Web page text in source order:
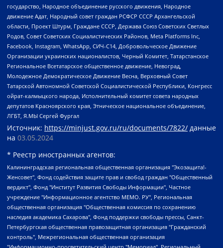
государство, Народное объединение русского движения, Народное
движение Адат, Народный совет граждан РСФСР СССР Архангельской
области, Проект Штурм, Граждане СССР, Держава Союз Советских Светлых
Родов, Совет Советских Социалистических Районов, Meta Platforms Inc,
Facebook, Instagram, WhatsApp, СИЧ-С14, Добровольческое Движение
Организации украинских националистов, Черный Комитет, Татарстанское
Региональное Всетатарское общественное движение, Невоград,
Молодежное Демократическое Движение Весна, Верховный Совет
Татарской Автономной Советской Социалистической Республики, Конгресс
ойрат-калмыцкого народа, Исполнительный комитет совета народных
депутатов Красноярского края, Этническое национальное объединение,
ЛГБТ, Я.МЫ Сергей Фургал
Источник: https://minjust.gov.ru/ru/documents/7822/ данные
на 03.05.2024
* Реестр иностранных агентов:
Калининградская региональная общественная организация "Экозащита!-Женсовет", Фонд содействия защите прав и свобод граждан "Общественный вердикт", Фонд "Институт Развития Свободы Информации", Частное учреждение "Информационное агентство МЕМО. РУ", Региональная общественная организация "Общественная комиссия по сохранению наследия академика Сахарова", Фонд поддержки свободы прессы, Санкт-Петербургская общественная правозащитная организация "Гражданский контроль", Межрегиональная общественная организация "Информационно-просветительский центр "Мемориал", Региональный Фонд "Центр Защиты Прав Средств Массовой Информации", с 05.12.2023 Фонд "Центр Защиты Прав Средств массовой информации", Региональная общественная благотворительная организация помощи беженцам и мигрантам "Гражданское содействие", Негосударственное образовательное учреждение дополнительного профессионального образования (повышение квалификации) специалистов "АКАДЕМИЯ ПО ПРАВАМ ЧЕЛОВЕКА", Свердловская региональная общественная организация "Сутяжник", Автономная некоммерческая организация "Центр независимых социологических исследований", Союз общественных объединений "Российский исследовательский центр по правам человека", Региональное общественное учреждение научно-информационный центр "МЕМОРИАЛ", Некоммерческая организация "Фонд защиты гласности", Автономная некоммерческая организация "Институт прав человека", Городская общественная организация "Екатеринбургское общество "МЕМОРИАЛ", Городская общественная организация "Рязанское историко-просветительское и правозащитное общество "Мемориал" (Рязанский Мемориал), Челябинский региональный орган общественной самодеятельности – женское общественное объединение "Женщины Евразии", Челябинский региональный орган общественной самодеятельности "Уральская правозащитная группа", Фонд содействия защите здоровья и социальной справедливости имени Андрея Рылькова, Автономная Некоммерческая Организация "Аналитический Центр Юрия Левады", Автономная некоммерческая организация социальной поддержки населения "Проект Апрель", Региональная общественная организация помощи женщинам и детям, находящимся в кризисной ситуации "Информационно-методический центр "Анна", Фонд содействия развитию массовых коммуникаций и правовому просвещению "Так-так-Так", Фонд содействия устойчивому развитию "Серебряная тайга", Свердловский региональный общественный фонд социальных проектов "Новое время", "Idel.Реалии", Кавказ.Реалии, Крым.Реалии, Телеканал Настоящее Время, Татаро-башкирская служба Радио Свобода (Azatliq Radiosi), Радио Свободная Европа/Радио Свобода (PCE/PC), "Сибирь.Реалии", "Фактограф", Благотворительный фонд помощи осужденным и их семьям, Автономная некоммерческая организация "Институт глобализации и социальных движений", Фонд "В защиту прав заключенных", Частное учреждение "Центр поддержки и содействия развитию средств массовой информации", Пензенский региональный общественный благотворительный фонд "Гражданский союз", "Север.Реалии", Некоммерческая организация Фонд "Правовая инициатива", Общество с ограниченной ответственностью "Радио Свободная Европа/Радио Свобода", Чешское информационное агентство "MEDIUM-ORIENT", Красноярская региональная общественная организация "Мы против СПИДа", Камалягин Денис Николаевич, Маркелов Сергей Евгеньевич, Пономарев Лев Александрович, Савицкая Людмила Алексеевна, Автономная некоммерческая организация "Центр по работе с проблемой насилия "НАСИЛИЮ.НЕТ", Межрегиональный профессиональный союз работников здравоохранения "Альянс врачей", Юридическое лицо, зарегистрированное в Латвийской Республике, SIA "Medusa Project" (регистрационный номер 40103797863, дата регистрации 10.06.2014), Некоммерческая организация "Фонд по борьбе с коррупцией", Автономная некоммерческая организация "Институт права и публичной политики", Баданин Роман Сергеевич, Гликин Максим Александрович, Железнова Мария Михайловна, Лукьянова Юлия Сергеевна, Маетная Елизавета Витальевна, Маняхин Петр Борисович, Чуракова Ольга Владимировна, Ярош Юлия Петровна, Юридическое лицо "The Insider SIA", зарегистрированное в Риге, Латвийская Республика (дата регистрации 26.06.2015), являющееся администратором доменного имени интернет-издания "The Insider SIA", https://theins.ru, Постернак Алексей Евгеньевич, Рубин Михаил Аркадьевич, Анин Роман Александрович, Юридическое лицо Istories fonds, зарегистрированное в Латвийской Республике (регистрационный номер 50008295751, дата регистрации 24.02.2020), Великовский Дмитрий Александрович, Долинина Ирина Николаевна, Мароховская Алеся Алексеевна, Шлейнов Роман Юрьевич, Шмагун Олеся Валентиновна, Общество с ограниченной ответственностью "Альтаир 2021", Общество с ограниченной ответственностью "Вега 2021", Общество с ограниченной ответственностью "Главный редактор 2021", Общество с ограниченной ответственностью "Ромашки монолит", Важенков Артем Валерьевич, Ивановская областная общественная организация "Центр гендерных исследований", Гурман Юрий Альбертович, Медиапроект "ОВД-Инфо", Егоров Владимир Владимирович, Жилинский Владимир Александрович, Общество с ограниченной ответственностью "ЗП", Иванова София Юрьевна, Карезина Инна Павловна, Кильтау Екатерина Викторовна, Петров Алексей Викторович, Пискунов Сергей Евгеньевич, Смирнов Сергей Сергеевич, Тихонов Михаил Сергеевич, Общество с ограниченной ответственностью "ЖУРНАЛИСТ-ИНОСТРАННЫЙ АГЕНТ", Арапова Галина Юрьевна, Вольтская Татьяна Анатольевна, Американская компания "Mason G.E.S. Anonymous Foundation" (США), являющаяся владельцем интернет-издания https://mnews.world/, Компания "Stichting Bellingcat", зарегистрированная в Нидерландах (дата регистрации 11.07.2018), Захаров Андрей Вячеславович, Клепиковская Екатерина Дмитриевна, Общество с ограниченной ответственностью "МЕМО", Перл Роман Александрович, Симонов Евгений Алексеевич, Соловьева Елена Анатольевна, Сотников Даниил Владимирович, Сурначева Елизавета Дмитриевна, Автономная некоммерческая организация по защите прав человека и информированию населения "Якутия – Наше Мнение", Общество с ограниченной ответственностью "Москоу диджитал медиа", с 26.01.2023 Общество с ограниченной ответственностью "Чайка Белые сады", Ветошкина Валерия Валерьевна, Заговора Максим Александрович, Межрегиональное общественное движение "Российская ЛГБТ - сеть", Оленичев Максим Владимирович, Павлов Иван Юрьевич, Скворцова Елена Сергеевна, Общество с ограниченной ответственностью "Как бы инагент", Кочетков Игорь Викторович, Общество с ограниченной ответственностью "Честные выборы", Еланчик Олег Александрович, Общество с ограниченной ответственностью "Нобелевский призыв", Гималова Регина Эмилевна, Григорьев Андрей Валерьевич, Григорьева Алина Александровна, Ассоциация по содействию защите прав призывников, альтернативнослужащих и военнослужащих "Правозащитная группа "Гражданин.Армия.Право", Хисамова Регина Фаритовна, Автономная некоммерческая организация по реализации социально-правовых программ "Лилит", Дальневосточное общественное движение "Маяк", Санкт-Петербургская ЛГБТ-инициативная группа "Выход", Инициативная группа ЛГБТ+ "Реверс", Алексеев Андрей Викторович, Бекбулатова Таисия Львовна, Беляев Иван Михайлович, Владыкина Елена Сергеевна, Гельман Марат Александрович, Никульшина Вероника Юрьевна, Толоконникова Надежда Андреевна, Шендерович Виктор Анатольевич, Общество с ограниченной ответственностью "Данное сообщение", Общество с ограниченной ответственностью Издательский дом "Новая глава", Айнбиндер Александра Александровна, Московский комьюнити-центр для ЛГБТ+инициатив, Благотворительный фонд развития филантропии, Deutsche Welle (Германия, Kurt-Schumacher-Strasse 3, 53113 Bonn), Борзунова Мария Михайловна, Воробьев Виктор Викторович, Голубева Анна Львовна, Константинова Алла Михайловна, Малкова Ирина Владимировна, Мурадов Мурад Абдулгалимович, Осетинская Елизавета Николаевна, Понасенков Евгений Николаевич, Ганапольский Матвей Юрьевич, Киселев Евгений Алексеевич, Борухович Ирина Григорьевна, Дремин Иван Тимофеевич, Дубровский Дмитрий Викторович, Красноярская региональная общественная организация поддержки и развития альтернативных образовательных технологий и межкультурных коммуникаций "ИНТЕРРА", Маяковская Екатерина Алексеевна, Фейгин Марк Захарович, Филимонов Андрей Викторович, Дзугкоева Регина Николаевна, Доброхотов Роман Александрович, Дудь Юрий Александрович, Елкин Сергей Владимирович, Кругликов Кирилл Игоревич, Сабунаева Мария Леонидовна, Семенов Алексей Владимирович, Шаинян Карен Багратович, Шульман Екатерина Михайловна, Асафьев Артур Валерьевич, Вахштайн Виктор Семенович, Венедиктов Алексей Алексеевич, Лушникова Екатерина Евгеньевна, Волков Леонид Михайлович, Невзоров Александр Глебович, Пархоменко Сергей Борисович, Сироткин Ярослав Николаевич, Кара-Мурза Владимир Владимирович, Баранова Наталья Владимировна, Гозман Леонид Яковлевич, Кагарлицкий Борис Юльевич, Климарев Михаил Валерьевич, Милов Владимир Станиславович, Автономная некоммерческая организация Краснодарский центр современного искусства "Типография", Моргенштерн Алишер Тагирович, Соболь Любовь Эдуардовна, Общество с ограниченной ответственностью "ЛИЗА НОРМ", Каспаров Гарри Кимович, Ходорковский Михаил Борисович, Общество с ограниченной ответственностью "Апрельские тезисы", Данилович Ирина Брониславовна, Кашин Олег Владимирович, Петров Николай Владимирович, Пивоваров Алексей Владимирович, Соколов Михаил Владимирович, Цветкова Юлия Владимировна, Чичваркин Евгений Александрович, Комитет против пыток/Команда против пыток, Общество с ограниченной ответственностью "Первый научный", Общество с ограниченной ответственностью "Вертолет и ко", Белоцерковская Вероника Борисовна, Кац Максим Евгеньевич, Лазарева Татьяна Юрьевна, Шаведдинов Руслан Табризович, Яшин Илья Валерьевич, Общество с ограниченной ответственностью "Иноагент ААВ", Алешковский Дмитрий Петрович, Альбац Евгения Марковна, Быков Дмитрий Львович, Галямина Юлия Евгеньевна, Лойко Сергей Леонидович, Мартынов Кирилл Константинович, Медведев Сергей Александрович, Крашенинников Федор Геннадиевич, Гордеева Катерина Вл